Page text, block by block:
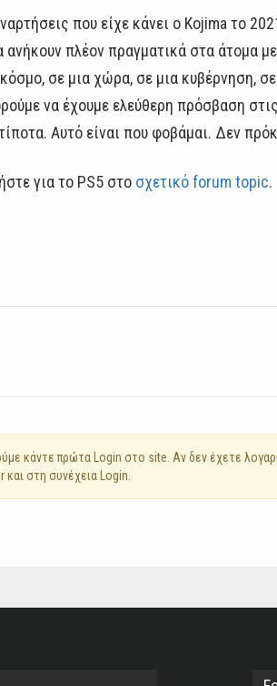
που είχε κάνει ο Kojima το
ανήκουν πλέον πραγματικά στα άτομα
σε μια χώρα, σε μια κυβέρνηση,
να έχουμε ελεύθερη πρόσβαση στις
Αυτό είναι που φοβάμαι. Δεν
για το PS5 στο σχετικό forum topic.
κάντε πρώτα Login στο site. Αν δεν έχετε
και στη συνέχεια Login.